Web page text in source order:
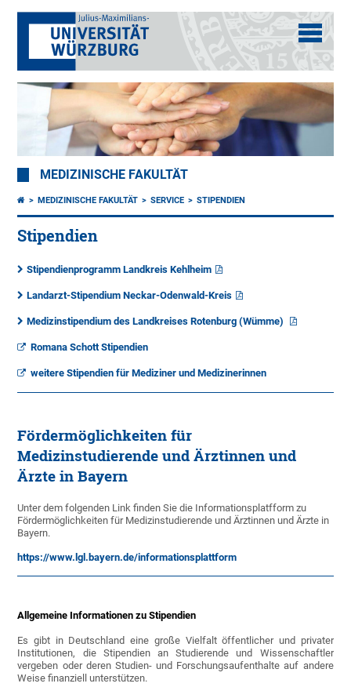
MEDIZINISCHE FAKULTÄT
MEDIZINISCHE FAKULTÄT SERVICE STIPENDIEN
Stipendien
Stipendienprogramm Landkreis Kehlheim
Landarzt-Stipendium Neckar-Odenwald-Kreis
Medizinstipendium des Landkreises Rotenburg (Wümme)
Romana Schott Stipendien
weitere Stipendien für Mediziner und Medizinerinnen
Fördermöglichkeiten für
Medizinstudierende und Ärztinnen und
Ärzte in Bayern
Unter dem folgenden Link finden Sie die Informationsplatfform zu
Fördermöglichkeiten für Medizinstudierende und Ärztinnen und Ärzte in
Bayern.
https://www.lgl.bayern.de/informationsplattform
Allgemeine Informationen zu Stipendien
Es gibt in Deutschland eine große Vielfalt öffentlicher und privater
Institutionen, die Stipendien an Studierende und Wissenschaftler
vergeben oder deren Studien- und Forschungsaufenthalte auf andere
Weise finanziell unterstützen.